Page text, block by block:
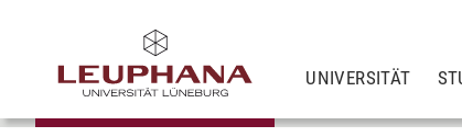
UNIVERSITÄT